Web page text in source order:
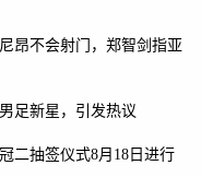
昂不会射门，郑智剑指亚
足新星，引发热议
二抽签仪式8月18日进行